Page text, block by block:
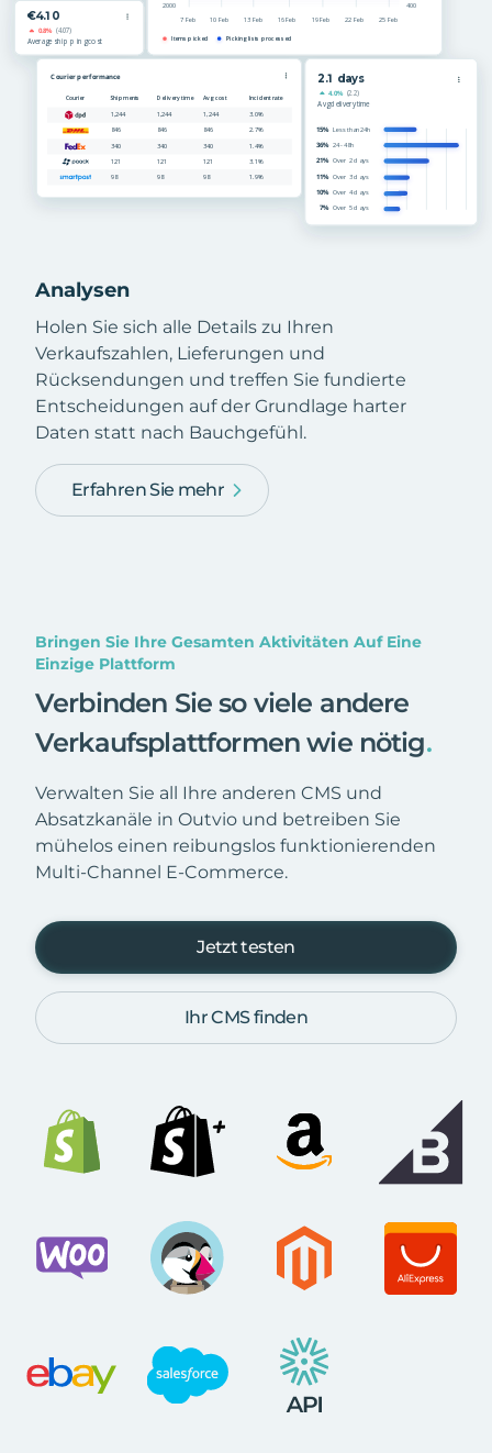
Analysen
Holen Sie sich alle Details zu Ihren
Verkaufszahlen, Lieferungen und
Rücksendungen und treffen Sie fundierte
Entscheidungen auf der Grundlage harter
Daten statt nach Bauchgefühl.
Erfahren Sie mehr
Bringen Sie Ihre Gesamten Aktivitäten Auf Eine
Einzige Plattform
Verbinden Sie so viele andere
Verkaufsplattformen wie nötig.
Verwalten Sie all Ihre anderen CMS und
Absatzkanäle in Outvio und betreiben Sie
mühelos einen reibungslos funktionierenden
Multi-Channel E-Commerce.
Jetzt testen
Ihr CMS finden